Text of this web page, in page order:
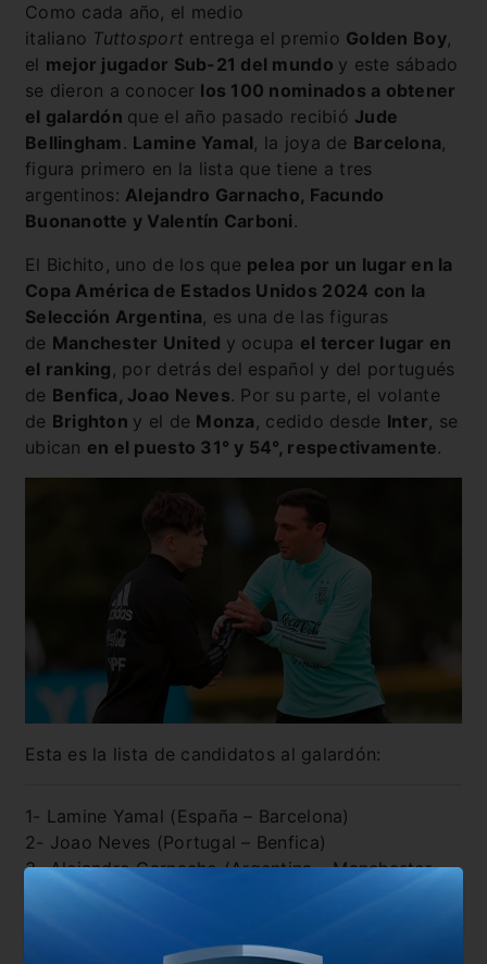
Como cada año, el medio
italiano Tuttosport entrega el premio Golden Boy,
el mejor jugador Sub-21 del mundo y este sábado
se dieron a conocer los 100 nominados a obtener
el galardón que el año pasado recibió Jude
Bellingham. Lamine Yamal, la joya de Barcelona,
figura primero en la lista que tiene a tres
argentinos: Alejandro Garnacho, Facundo
Buonanotte y Valentín Carboni.
El Bichito, uno de los que pelea por un lugar en la
Copa América de Estados Unidos 2024 con la
Selección Argentina, es una de las figuras
de Manchester United y ocupa el tercer lugar en
el ranking , por detrás del español y del portugués
de Benfica, Joao Neves. Por su parte, el volante
de Brighton y el de Monza , cedido desde Inter, se
ubican en el puesto 31° y 54°, respectivamente.
Esta es la lista de candidatos al galardón:
1- Lamine Yamal (España – Barcelona)
2- Joao Neves (Portugal – Benfica)
3- Alejandro Garnacho (Argentina – Manchester
United)
5- Leny Yoro (Francia – Lille)